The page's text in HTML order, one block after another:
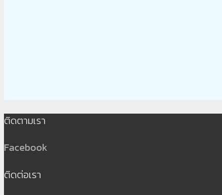
ติดตามเรา
Facebook
ติดต่อเรา